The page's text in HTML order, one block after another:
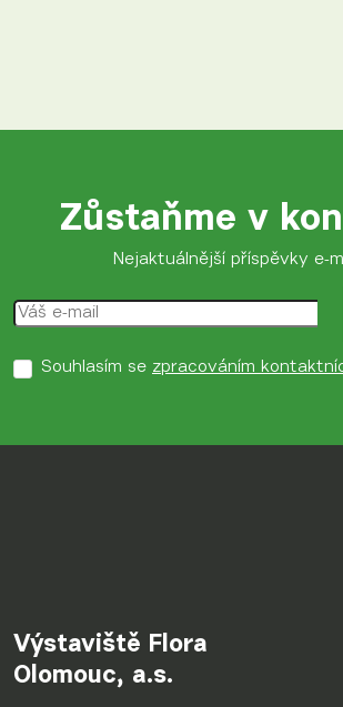
Zůstaňme v
Nejaktuálnější příspěvky e-
Souhlasím se zpracováním
Výstaviště Flora
Olomouc, a.s.